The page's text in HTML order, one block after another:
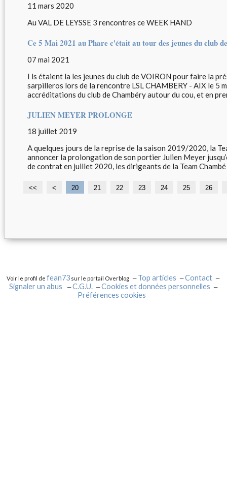
11 mars 2020
Au VAL DE LEYSSE 3 rencontres ce WEEK HAND
Ce 5 Mai 2021 au Phare c'était au tour des jeunes du club
07 mai 2021
I ls étaient la les jeunes du club de VOIRON pour faire la
sarpilleros lors de la rencontre LSL CHAMBERY - AIX le 5
accréditations du club de Chambéry autour du cou, et en
JULIEN MEYER PROLONGE
18 juillet 2019
A quelques jours de la reprise de la saison 2019/2020, la
annoncer la prolongation de son portier Julien Meyer
de contrat en juillet 2020, les dirigeants de la Team Chambé
<< <
1
20 21 22 23 24 25 26
Voir le profil defean73 sur le portail Overblog Top articles
Contact
Signaler un abus
C.G.U.
Cookies et données personnelles
Préférences cookies